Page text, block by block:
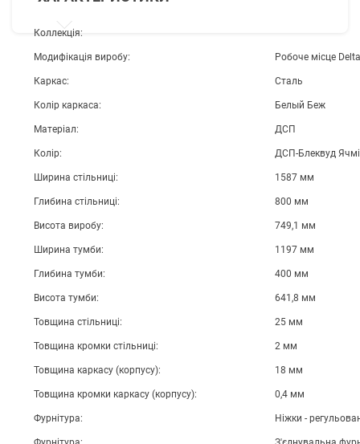
Коллекція:
Модифікація виробу: Робоче місце
Каркас: Сталь
Колір каркаса: Белый Беж
Матеріал: ДСП
Колір: ДСП-Блеквуд
Ширина стільниці: 1587 мм
Глибина стільниці: 800 мм
Висота виробу: 749,1 мм
Ширина тумби: 1197 мм
Глибина тумби: 400 мм
Висота тумби: 641,8 мм
Товщина стільниці: 25 мм
Товщина кромки стільниці: 2 мм
Товщина каркасу (корпусу): 18 мм
Товщина кромки каркасу (корпусу): 0,4 мм
Фурнітура: Ніжки -